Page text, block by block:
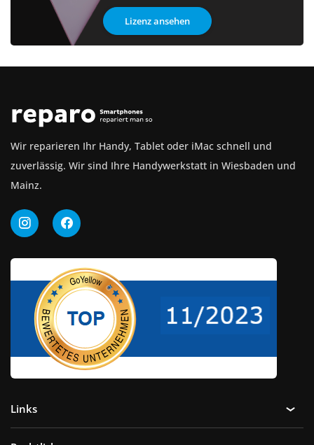
Lizenz ansehen
Wir reparieren Ihr Handy, Tablet oder iMac schnell und
zuverlässig. Wir sind Ihre Handywerkstatt in Wiesbaden und
Mainz.
Links